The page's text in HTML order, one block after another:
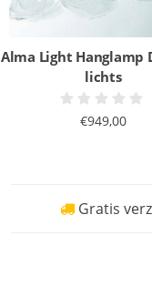
Alma Light Hanglamp
lichts
€949,00
Gratis